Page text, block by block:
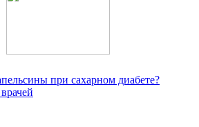
при сахарном диабете?